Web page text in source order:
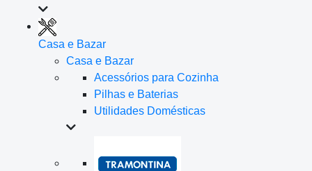
Casa e Bazar
Casa e Bazar
Acessórios para Cozinha
Pilhas e Baterias
Utilidades Domésticas